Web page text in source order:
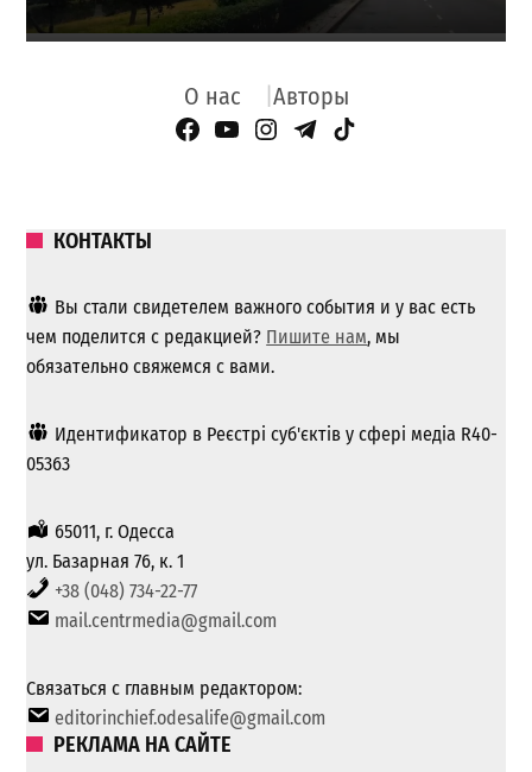
О нас Авторы
Facebook Page
YouTube
Instagram
Telegram
TikTok
КОНТАКТЫ
Вы стали свидетелем важного события и у вас есть
чем поделится с редакцией? Пишите нам, мы
обязательно свяжемся с вами.
Идентификатор в Реєстрі суб'єктів у сфері медіа R40-
05363
65011, г. Одесса
ул. Базарная 76, к. 1
+38 (048) 734-22-77
mail.centrmedia@gmail.com
Связаться с главным редактором:
editorinchief.odesalife@gmail.com
РЕКЛАМА НА САЙТЕ